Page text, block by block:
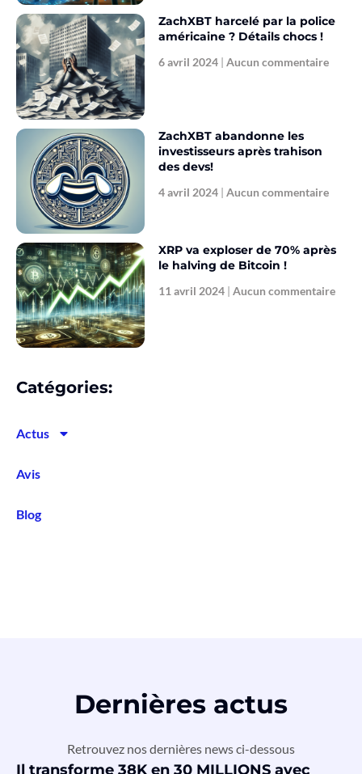
ZachXBT harcelé par la police
américaine ? Détails chocs !
6 avril 2024 Aucun commentaire
ZachXBT abandonne les
investisseurs après trahison
des devs!
4 avril 2024 Aucun commentaire
XRP va exploser de 70% après
le halving de Bitcoin !
11 avril 2024 Aucun commentaire
Catégories:
Actus
Avis
Blog
Dernières actus
Retrouvez nos dernières news ci-dessous
Il transforme 38K en 30 MILLIONS avec